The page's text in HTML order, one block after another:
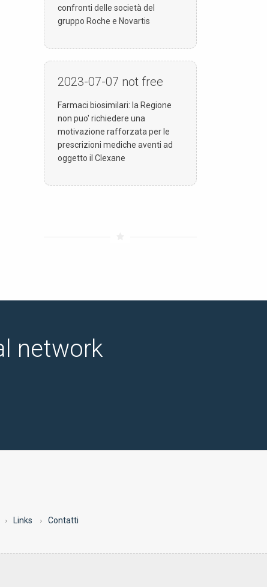
confronti delle società del
gruppo Roche e Novartis
2023-07-07 not free
Farmaci biosimilari: la Regione
non puo' richiedere una
motivazione rafforzata per le
prescrizioni mediche aventi ad
oggetto il Clexane
network
Links Contatti